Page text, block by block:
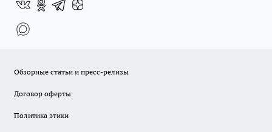
Обзорные статьи и пресс-релизы
Договор оферты
Политика этики